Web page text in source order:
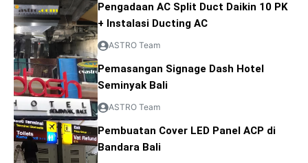
Pengadaan AC Split Duct Daikin 10 PK
+ Instalasi Ducting AC
ASTRO Team
Pemasangan Signage Dash Hotel
Seminyak Bali
ASTRO Team
Pembuatan Cover LED Panel ACP di
Bandara Bali